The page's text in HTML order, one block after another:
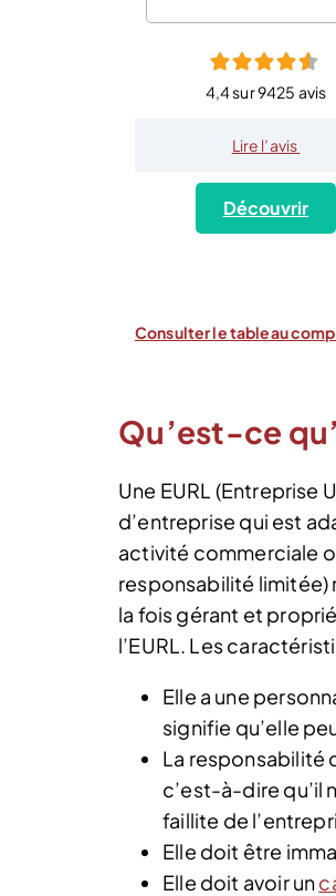
4,4 sur 9425 avis
Lire l’avis
Découvrir
Consulter le tableau
Qu’est-ce
Une EURL (Entreprise
d’entreprise qui est
activité commerciale
responsabilité limitée)
la fois gérant et
l’EURL. Les
Elle a une
signifie qu’elle
La responsabilité
c’est-à-dire qu’il
faillite de
Elle doit être
Elle doit avoir un